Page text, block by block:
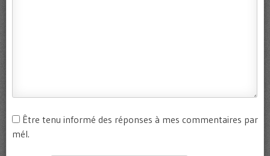
Être tenu informé des réponses à mes commentaires par
mél.